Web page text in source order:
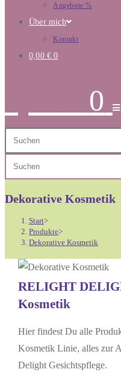
Angebote %
Über mich
Kontakt
0,00 € 0
0
Diese
Website
durchsuchen
Dekorative Kosmetik
Start>
Produkte>
Dekorative Kosmetik
RELIGHT
Kosmetik
Hier findest Du alle
Kosmetik Linie, alles zur
Delight Gesichtspflege.